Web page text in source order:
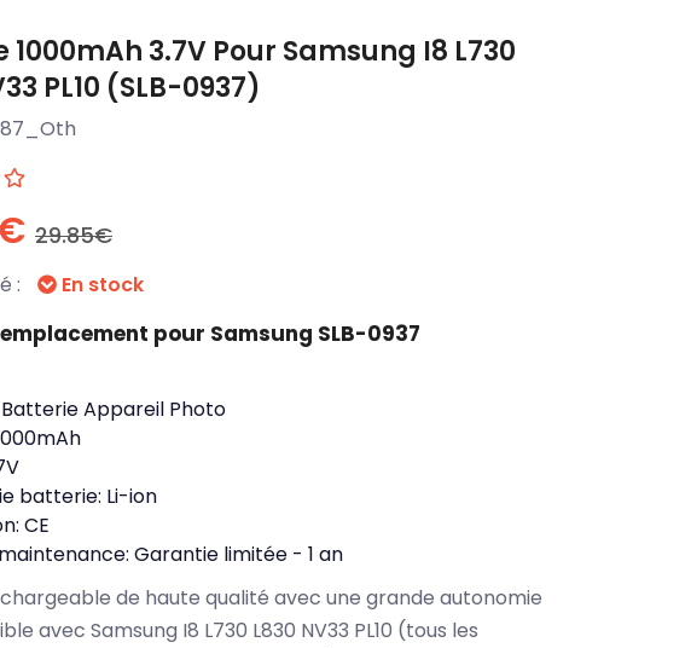
1000mAh 3.7V Pour Samsung I8 L730
PL10 (SLB-0937)
29.85€
: En stock
pour Samsung SLB-0937
Batterie Appareil Photo
batterie: Li-ion
CE
Garantie limitée - 1 an
de haute qualité avec une grande autonomie
avec Samsung I8 L730 L830 NV33 PL10 (tous les